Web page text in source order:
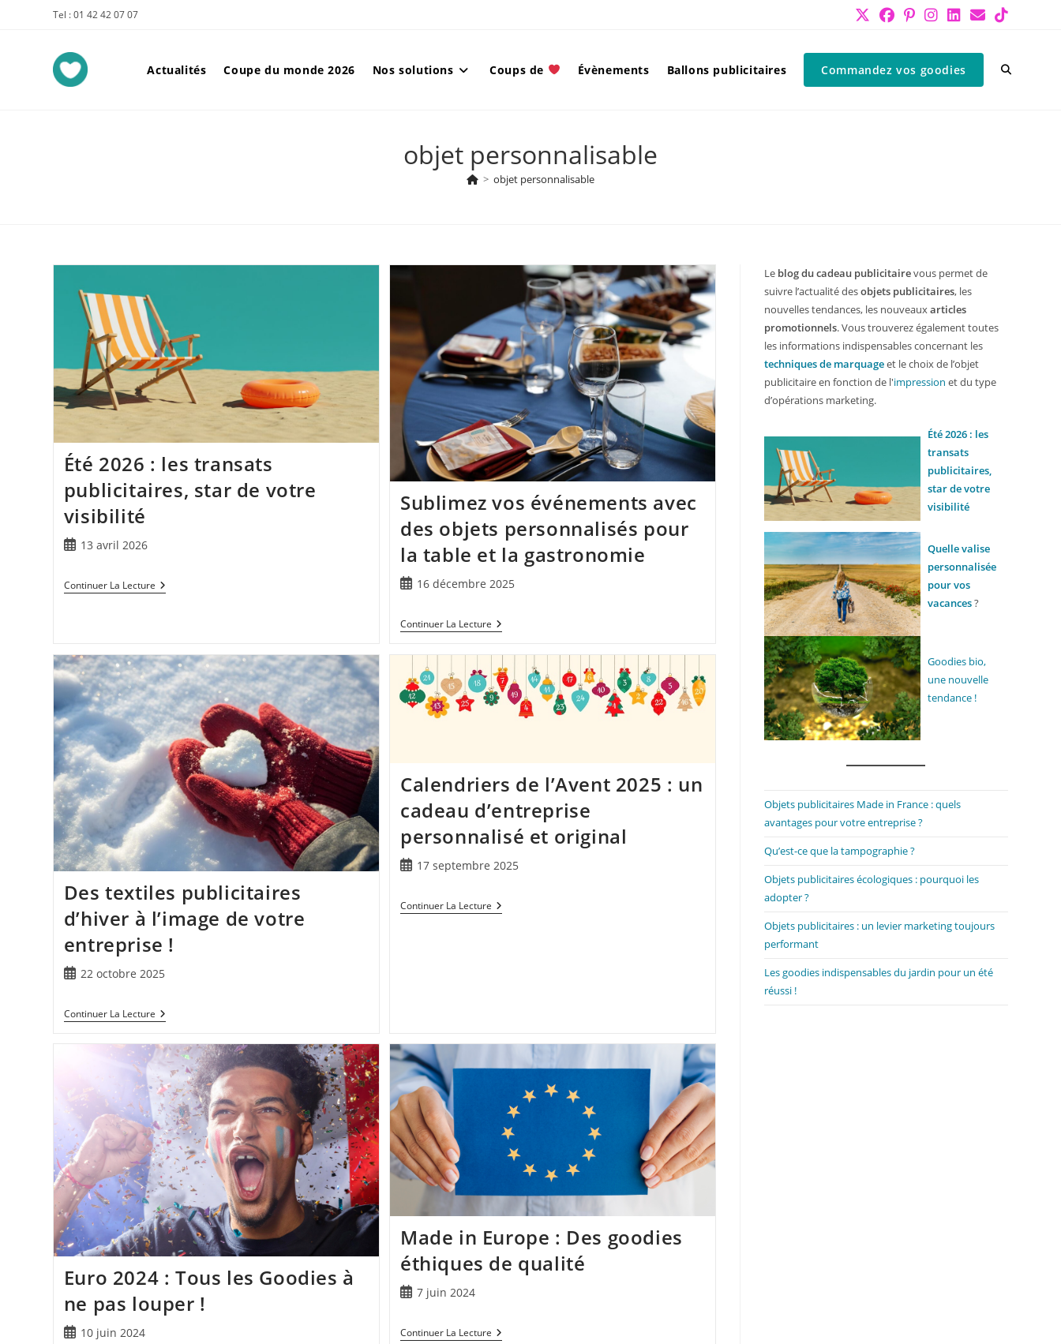
Tel : 01 42 42 07 07
Actualités Coupe du monde 2026 Nos solutions Coups de Évènements Ballons publicitaires Commandez vos goodies
objet personnalisable
> objet personnalisable
Été 2026 : les transats
publicitaires, star de votre
visibilité
13 avril 2026
Continuer La Lecture
Sublimez vos événements avec
des objets personnalisés pour
la table et la gastronomie
16 décembre 2025
Continuer La Lecture
Des textiles publicitaires
d’hiver à l’image de votre
entreprise !
22 octobre 2025
Continuer La Lecture
Calendriers de l’Avent 2025 : un
cadeau d’entreprise
personnalisé et original
17 septembre 2025
Continuer La Lecture
Euro 2024 : Tous les Goodies à
ne pas louper !
10 juin 2024
Made in Europe : Des goodies
éthiques de qualité
7 juin 2024
Continuer La Lecture
Le blog du cadeau publicitairevous permet de
suivre l’actualité desobjets publicitaires, les
nouvelles tendances, les nouveauxarticles
promotionnels. Vous trouverez également toutes
les informations indispensables concernant les
techniques de marquageet le choix de l’objet
publicitaire en fonction de l'impression et du type
d’opérations marketing.
Été 2026 : les
transats
publicitaires,
star de votre
visibilité
Quelle valise
personnalisée
pour vos
vacances?
Goodies bio,
une nouvelle
tendance !
Objets publicitaires Made in France : quels
avantages pour votre entreprise ?
Qu’est-ce que la tampographie ?
Objets publicitaires écologiques : pourquoi les
adopter ?
Objets publicitaires : un levier marketing toujours
performant
Les goodies indispensables du jardin pour un été
réussi !